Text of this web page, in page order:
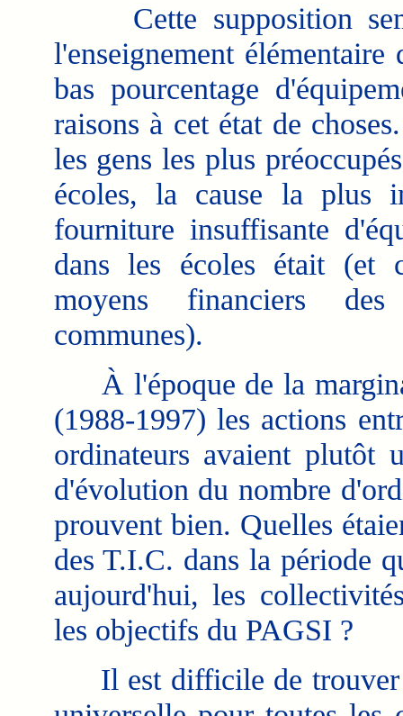
Cette supposition
l'enseignement
bas pourcentage
raisons à cet état de
les gens les plus
écoles, la cause la plus
fourniture insuffisante
dans les écoles était (et
moyens financiers
communes).
À l'époque de la
(1988-1997) les actions
ordinateurs avaient plutôt
d'évolution du nombre
prouvent bien. Quelles
des T.I.C. dans la période
aujourd'hui, les
les objectifs du PAGSI ?
Il est difficile de trouver